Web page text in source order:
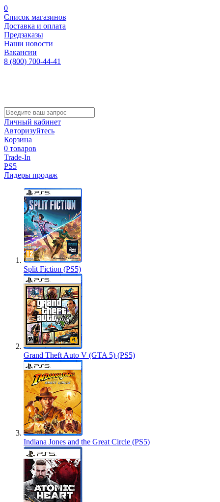
0
Список магазинов
Доставка и оплата
Предзаказы
Наши новости
Вакансии
8 (800) 700-44-41
Личный кабинет
Авторизуйтесь
Корзина
0 товаров
Trade-In
PS5
Лидеры продаж
Split Fiction (PS5)
Grand Theft Auto V (GTA 5) (PS5)
Indiana Jones and the Great Circle (PS5)